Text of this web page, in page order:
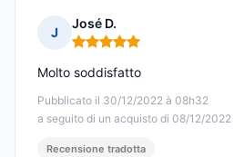
J
José D.
Nota: 5 su 5
Pubblicato il 30/12/2022 à 08h32
a seguito di un acquisto di 08/12/2022
Molto soddisfatto
Recensione tradotta